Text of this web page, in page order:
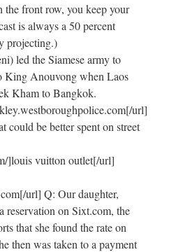
front row, you keep your
is always a 50 percent
projecting.)
led the Siamese army to
King Anouvong when Laos
Kham to Bangkok.
url]
be better spent on street
]louis vuitton outlet[/url]
url] Q: Our daughter,
reservation on Sixt.com, the
that she found the rate on
then was taken to a payment